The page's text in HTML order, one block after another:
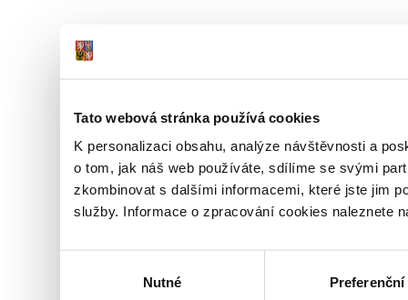
Tato webová stránka používá cookies
K personalizaci obsahu, analýze návštěvnosti a
o tom, jak náš web používáte, sdílíme se svými
zkombinovat s dalšími informacemi, které jste jim
služby. Informace o zpracování cookies naleznete
Nutné Preferenční